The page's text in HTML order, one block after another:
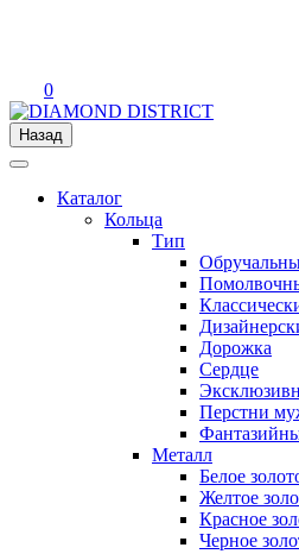
0
Назад
Каталог
Кольца
Тип
Дорожка
Сердце
Перстни
Металл
Белое
Желтое
Красное
Черное